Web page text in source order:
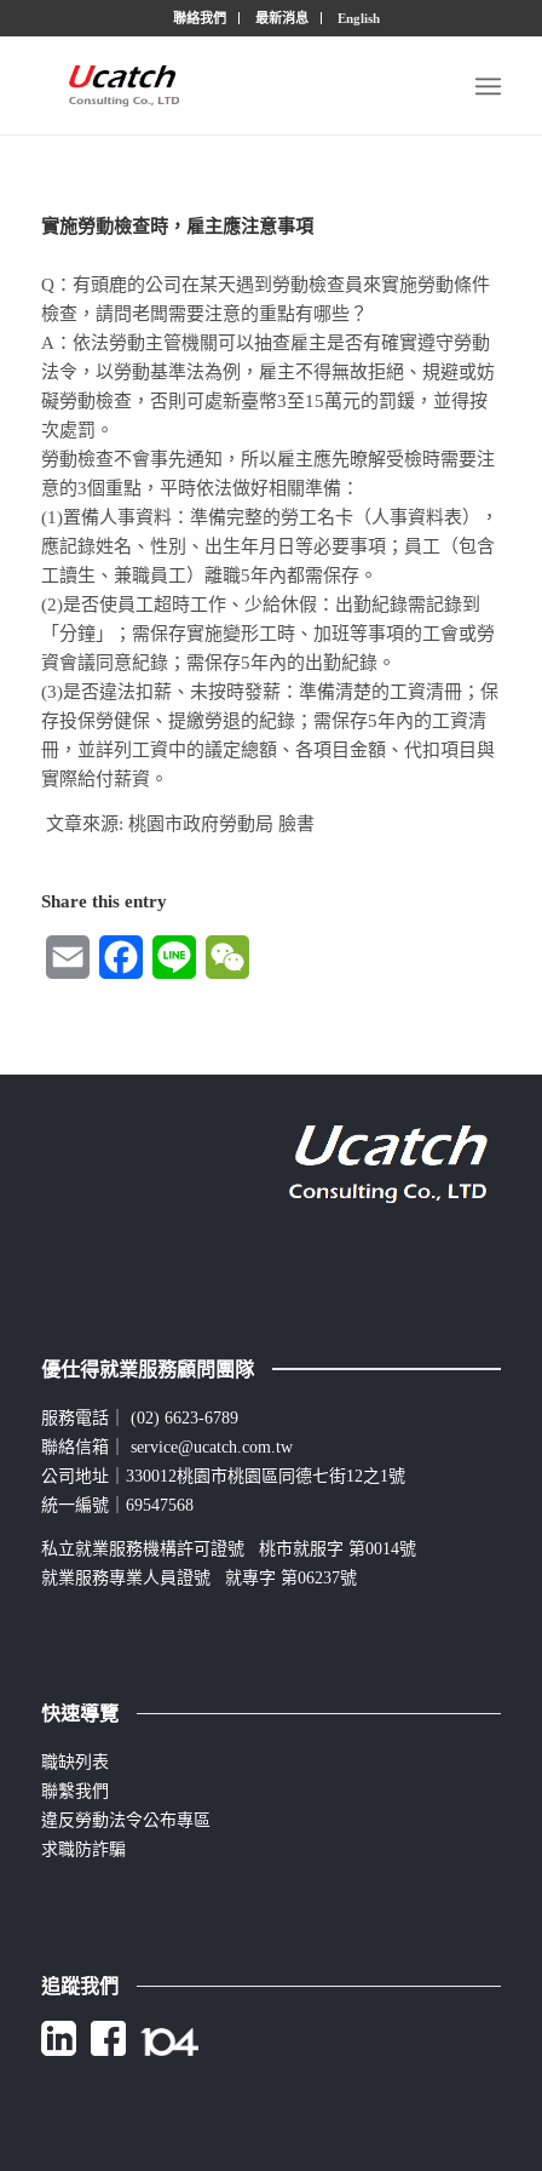
聯絡我們 最新消息 English
實施勞動檢查時，雇主應注意事項
Q：有頭鹿的公司在某天遇到勞動檢查員來實施勞動條件
檢查，請問老闆需要注意的重點有哪些？
A：依法勞動主管機關可以抽查雇主是否有確實遵守勞動
法令，以勞動基準法為例，雇主不得無故拒絕、規避或妨
礙勞動檢查，否則可處新臺幣3至15萬元的罰鍰，並得按
次處罰。
勞動檢查不會事先通知，所以雇主應先暸解受檢時需要注
意的3個重點，平時依法做好相關準備：
(1)置備人事資料：準備完整的勞工名卡（人事資料表），
應記錄姓名、性別、出生年月日等必要事項；員工（包含
工讀生、兼職員工）離職5年內都需保存。
(2)是否使員工超時工作、少給休假：出勤紀錄需記錄到
「分鐘」；需保存實施變形工時、加班等事項的工會或勞
資會議同意紀錄；需保存5年內的出勤紀錄。
(3)是否違法扣薪、未按時發薪：準備清楚的工資清冊；保
存投保勞健保、提繳勞退的紀錄；需保存5年內的工資清
冊，並詳列工資中的議定總額、各項目金額、代扣項目與
實際給付薪資。
文章來源: 桃園市政府勞動局 臉書
Share this entry
Email FacebookLine
優仕得就業服務顧問團隊
服務電話｜ (02) 6623-6789
聯絡信箱｜ service@ucatch.com.tw
公司地址｜330012桃園市桃園區同德七街12之1號
統一編號｜69547568
私立就業服務機構許可證號 桃市就服字 第0014號
就業服務專業人員證號 就專字 第06237號
快速導覽
職缺列表
聯繫我們
違反勞動法令公布專區
求職防詐騙
追蹤我們